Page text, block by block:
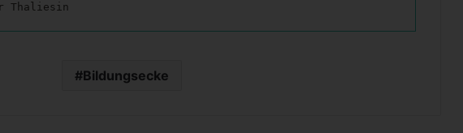
Thaliesin
Bildungsecke